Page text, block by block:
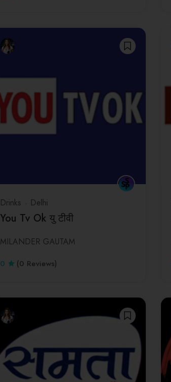
Drinks Delhi
You Tv Ok यु टीवी
MILANDER GAUTAM
0
(0 Reviews)